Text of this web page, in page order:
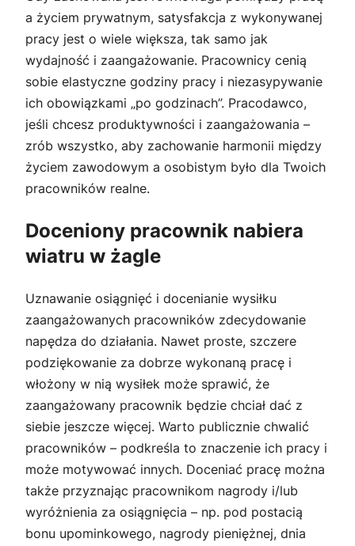
a życiem prywatnym, satysfakcja z wykonywanej
pracy jest o wiele większa, tak samo jak
wydajność i zaangażowanie. Pracownicy cenią
sobie elastyczne godziny pracy i niezasypywanie
ich obowiązkami „po godzinach”. Pracodawco,
jeśli chcesz produktywności i zaangażowania –
zrób wszystko, aby zachowanie harmonii między
życiem zawodowym a osobistym było dla Twoich
pracowników realne.
Doceniony pracownik nabiera
wiatru w żagle
Uznawanie osiągnięć i docenianie wysiłku
zaangażowanych pracowników zdecydowanie
napędza do działania. Nawet proste, szczere
podziękowanie za dobrze wykonaną pracę i
włożony w nią wysiłek może sprawić, że
zaangażowany pracownik będzie chciał dać z
siebie jeszcze więcej. Warto publicznie chwalić
pracowników – podkreśla to znaczenie ich pracy i
może motywować innych. Doceniać pracę można
także przyznając pracownikom nagrody i/lub
wyróżnienia za osiągnięcia – np. pod postacią
bonu upominkowego, nagrody pieniężnej, dnia